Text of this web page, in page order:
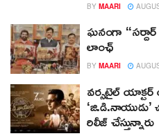
BY MAARI
ఘనంగా
లాంఛ్
BY MAARI
వర్సటైల్
‘జి.డి.నాయుడు’
రిలీజ్ చేస్తున్నారు